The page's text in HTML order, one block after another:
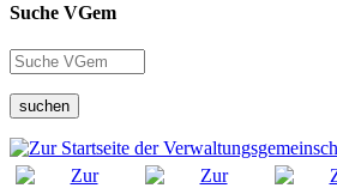
Suche VGem
suchen